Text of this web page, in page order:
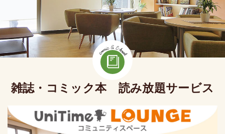
雑誌・コミック本 読み放題サービス